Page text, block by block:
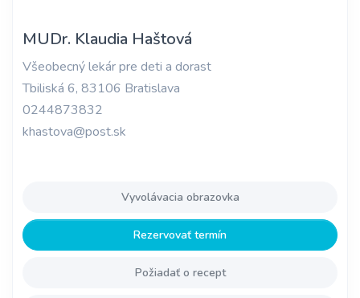
MUDr. Klaudia Haštová
Všeobecný lekár pre deti a dorast
Tbiliská 6, 83106 Bratislava
0244873832
khastova@post.sk
Vyvolávacia obrazovka
Rezervovať termín
Požiadať o recept